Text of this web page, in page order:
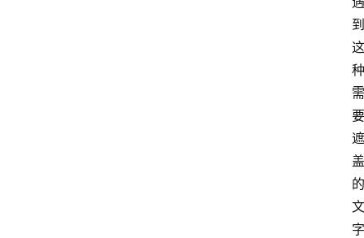
到
这
种
需
要
遮
盖
的
文
字